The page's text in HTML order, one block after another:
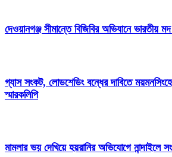
দেওয়ানগঞ্জ সীমান্তে বিজিবির অভিযানে ভারতীয়
গ্যাস সংকট, লোডশেডিং বন্ধের দাবিতে
স্মারকলিপি
মামলার ভয় দেখিয়ে হয়রানির অভিযোগে নান্দাইলে